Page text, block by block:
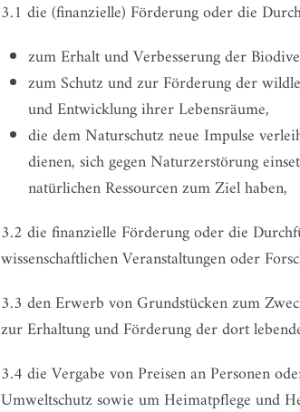
3.1 die (finanzielle) Förderung oder die
zum Erhalt und Verbesserung der
zum Schutz und zur Förderung der
und Entwicklung ihrer Lebensräume,
die dem Naturschutz neue Impulse
dienen, sich gegen Naturzerstörung
natürlichen Ressourcen zum Ziel haben,
3.2 die finanzielle Förderung oder die
wissenschaftlichen Veranstaltungen oder
3.3 den Erwerb von Grundstücken zum
zur Erhaltung und Förderung der dort
3.4 die Vergabe von Preisen an Personen
Umweltschutz sowie um Heimatpflege und